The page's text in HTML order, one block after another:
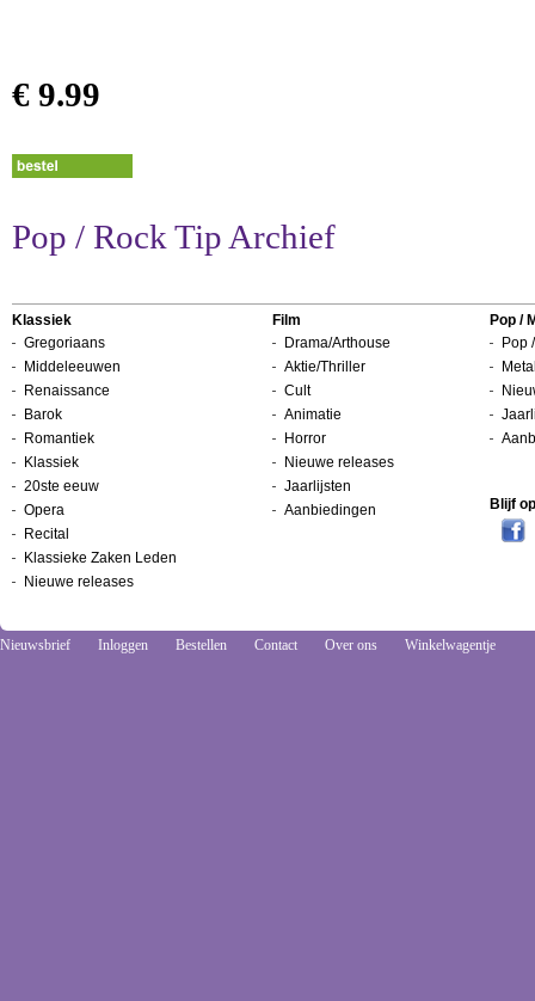
€ 9.99
Pop / Rock Tip Archief
Klassiek
Gregoriaans
Middeleeuwen
Renaissance
Barok
Romantiek
Klassiek
20ste eeuw
Opera
Recital
Klassieke Zaken Leden
Nieuwe releases
Film
Drama/Arthouse
Aktie/Thriller
Cult
Animatie
Horror
Nieuwe releases
Jaarlijsten
Aanbiedingen
Pop /
Pop
Blijf
Nieuwsbrief Inloggen Bestellen Contact Over ons Winkelwagentje